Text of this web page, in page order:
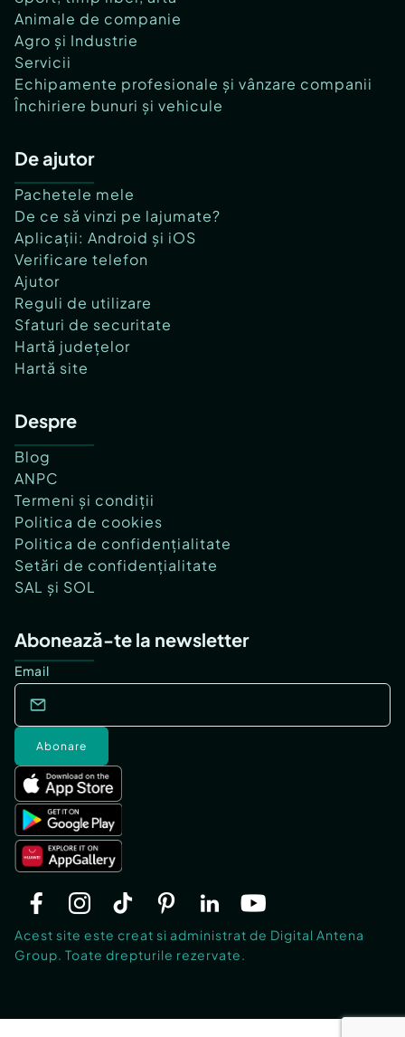
Animale de companie
Agro și Industrie
Servicii
Echipamente profesionale și vânzare companii
Închiriere bunuri și vehicule
De ajutor
Pachetele mele
De ce să vinzi pe lajumate?
Aplicații: Android și iOS
Verificare telefon
Ajutor
Reguli de utilizare
Sfaturi de securitate
Hartă județelor
Hartă site
Despre
Blog
ANPC
Termeni și condiții
Politica de cookies
Politica de confidențialitate
Setări de confidențialitate
SAL și SOL
Abonează-te la newsletter
Email
Abonare
Acest site este creat si administrat de Digital Antena
Group. Toate drepturile rezervate.